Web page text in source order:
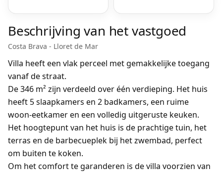
Beschrijving van het vastgoed
Costa Brava - Lloret de Mar
Villa heeft een vlak perceel met gemakkelijke toegang
vanaf de straat.
De 346 m² zijn verdeeld over één verdieping. Het huis
heeft 5 slaapkamers en 2 badkamers, een ruime
woon-eetkamer en een volledig uitgeruste keuken.
Het hoogtepunt van het huis is de prachtige tuin, het
terras en de barbecueplek bij het zwembad, perfect
om buiten te koken.
Om het comfort te garanderen is de villa voorzien van